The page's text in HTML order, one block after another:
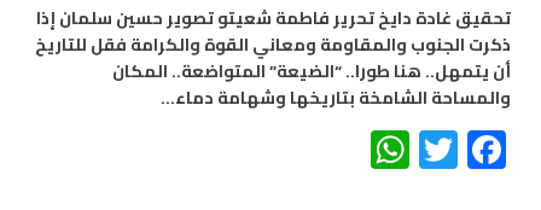
تحقيق غادة دايخ تحرير فاطمة شعيتو تصوير حسين سلمان إذا
ذكرت الجنوب والمقاومة ومعاني القوة والكرامة فقل للتاريخ
أن يتمهل.. هنا طورا.. “الضيعة” المتواضعة.. المكان
والمساحة الشامخة بتاريخها وشهامة دماء…
Facebook
Twitter